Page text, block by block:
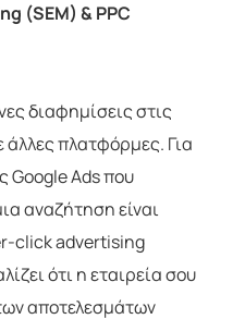
(SEM) & PPC
διαφημίσεις στις
πλατφόρμες. Για
Google Ads που
αναζήτηση είναι
click advertising
ότι η εταιρεία σου
αποτελεσμάτων